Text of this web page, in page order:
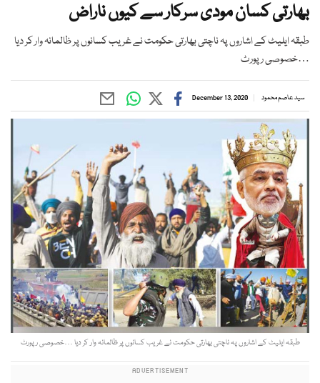
بھارتی کسان مودی سرکار سے کیوں ناراض
طبقہ ایلیٹ کے اشاروں پہ ناچتی بھارتی حکومت نے غریب کسانوں پر ظالمانہ وار کر دیا
…خصوصی رپورٹ
سید عاصم محمود December 13, 2020
طبقہ ایلیٹ کے اشاروں پہ ناچتی بھارتی حکومت نے غریب کسانوں پر ظالمانہ وار کر دیا …خصوصی رپورٹ